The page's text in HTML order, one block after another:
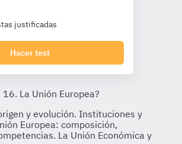
justificadas
Hacer test